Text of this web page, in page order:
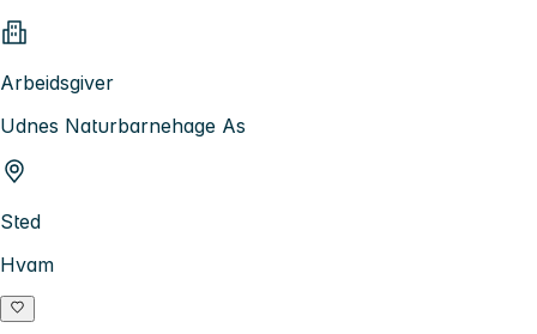
Arbeidsgiver
Udnes Naturbarnehage As
Sted
Hvam